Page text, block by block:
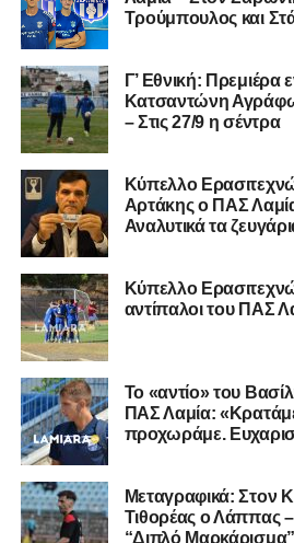
επιτυχίες.»
Η ανακοίνωση για τον
«Ο Α.Ο. Σαρωνικός Αναβύσσου
απόκτηση του τερματοφύλακα
Ο 24χρονος τερματοφύλακας
27/06/2002) προέρχεται επίσης από
στη Γ’ Εθνική με τον ΠΑΣ Λαμία.
αγωνίστηκε στον Λεβαδειακό, ενώ
της Serie D στην Ιταλία, όπως οι
Cilento και Castrovillari, έχοντας
ποδοσφαιρική του διαδρομή από
Τον καλωσορίζουμε στην
του ευχόμαστε υγεία και επιτυχίες.»
Ακολουθήστε τοlamiara.grστο
Τρούμπουλος και
Γ’ Εθνική: Πρεμιέρα
Κατσαντώνη
– Στις 27/9 η σέντρα
Kύπελλο
Αρτάκης ο ΠΑΣ
Αναλυτικά τα
Κύπελλο
αντίπαλοι του ΠΑΣ
Το «αντίο» του
ΠΑΣ Λαμία:
προχωράμε.
Μεταγραφικά: Στον
Τιθορέας ο Λάππας
“Διπλό Μαρκάρισμα”